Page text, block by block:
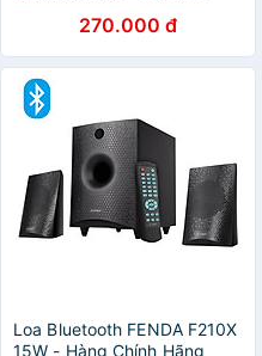
Hàng chính hãng
270.000 đ
Loa Bluetooth FENDA F210X
15W - Hàng Chính Hãng